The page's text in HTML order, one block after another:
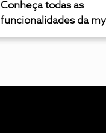
Conheça todas as
funcionalidades da